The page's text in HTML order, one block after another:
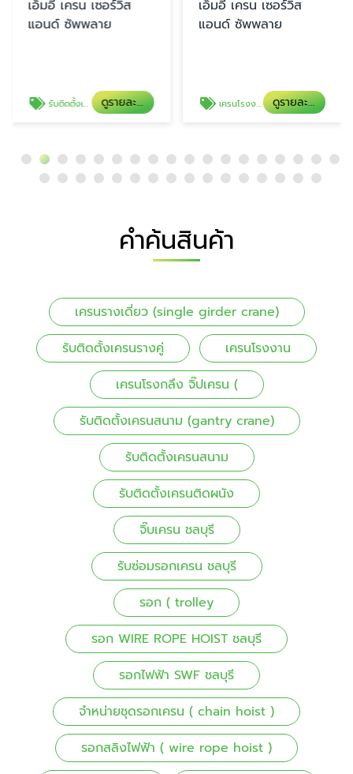
เอ็มอี เครน เซอร์วิส
แอนด์ ซัพพลาย
รับติดตั้งเครนรางคู่ ดูรายละเอียด
เอ็มอี เครน เซอร์วิส
แอนด์ ซัพพลาย
เครนโรงงาน ดูรายละเอียด
คำค้นสินค้า
เครนรางเดี่ยว (single girder crane)
รับติดตั้งเครนรางคู่
เครนโรงงาน
เครนโรงกลึง จิ๊ปเครน (
รับติดตั้งเครนสนาม (gantry crane)
รับติดตั้งเครนสนาม
รับติดตั้งเครนติดผนัง
จิ๊บเครน ชลบุรี
รับซ่อมรอกเครน ชลบุรี
รอก ( trolley
รอก WIRE ROPE HOIST ชลบุรี
รอกไฟฟ้า SWF ชลบุรี
จำหน่ายชุดรอกเครน ( chain hoist )
รอกสลิงไฟฟ้า ( wire rope hoist )